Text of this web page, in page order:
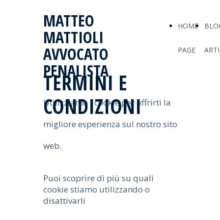
MATTEO
MATTIOLI
AVVOCATO
PENALISTA
HOME
PAGE
TERMINI E
CONDIZIONI
Utilizziamo i cookie per offrirti la
migliore esperienza sul nostro sito
web.
Puoi scoprire di più su quali
cookie stiamo utilizzando o
disattivarli